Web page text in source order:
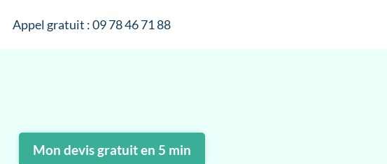
Appel gratuit : 09 78 46 71 88
Mon devis gratuit en 5 min